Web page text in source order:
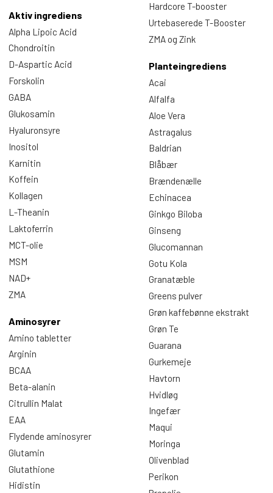
Aktiv ingrediens
Alpha Lipoic Acid
Chondroitin
D-Aspartic Acid
Forskolin
GABA
Glukosamin
Hyaluronsyre
Inositol
Karnitin
Koffein
Kollagen
L-Theanin
Laktoferrin
MCT-olie
MSM
NAD+
ZMA
Aminosyrer
Amino tabletter
Arginin
BCAA
Beta-alanin
Citrullin Malat
EAA
Flydende aminosyrer
Glutamin
Glutathione
Hidistin
Hardcore T-booster
Urtebaserede T-Booster
ZMA og Zink
Planteingrediens
Acai
Alfalfa
Aloe Vera
Astragalus
Baldrian
Blåbær
Brændenælle
Echinacea
Ginkgo Biloba
Ginseng
Glucomannan
Gotu Kola
Granatæble
Greens pulver
Grøn kaffebønne ekstrakt
Grøn Te
Guarana
Gurkemeje
Havtorn
Hvidløg
Ingefær
Maqui
Moringa
Olivenblad
Perikon